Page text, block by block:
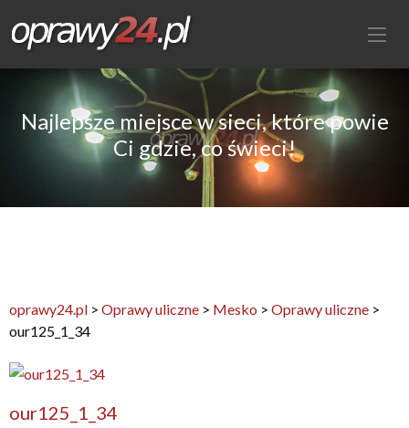
Najlepsze miejsce w sieci, które powie
Ci gdzie, co świeci!
oprawy24.pl > Oprawy uliczne > Mesko > Oprawy uliczne >
our125_1_34
our125_1_34